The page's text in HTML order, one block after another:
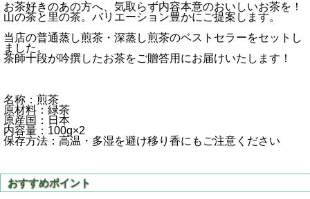
お茶好きのあの方へ、気取らず内容本意のおいしいお茶を！
山の茶と里の茶。バリエーション豊かにご提案します。
当店の普通蒸し煎茶・深蒸し煎茶のベストセラーをセットし
ました。
茶師十段が吟撰したお茶をご贈答用にお届けいたします！
名称：煎茶
原材料：緑茶
原産国：日本
内容量：100g×2
保存方法：高温・多湿を避け移り香にもご注意ください